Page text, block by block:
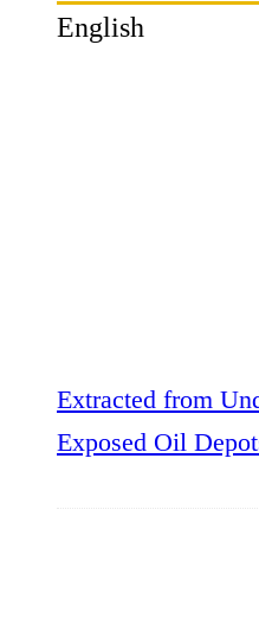
English
Extracted from
Exposed Oil